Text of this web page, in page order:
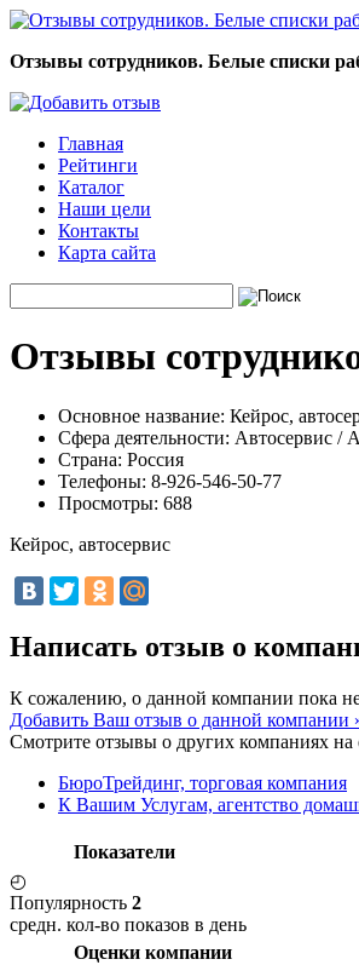
Отзывы сотрудников. Белые списки
Главная
Рейтинги
Каталог
Наши цели
Контакты
Карта сайта
Отзывы
Основное название: Кейрос,
Сфера деятельности: Автосервис /
Страна: Россия
Телефоны: 8-926-546-50-77
Просмотры: 688
Кейрос, автосервис
Написать отзыв о
К сожалению, о данной компании пока
Добавить Ваш отзыв о данной компании
Смотрите отзывы о других компаниях на
БюроТрейдинг, торговая компания
К Вашим Услугам, агентство
Показатели
◴
Популярность 2
средн. кол-во показов в день
Оценки компании